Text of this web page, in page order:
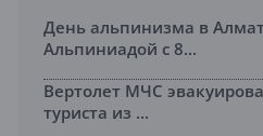
День альпинизма в
Альпиниадой с 8...
Вертолет МЧС
туриста из ...